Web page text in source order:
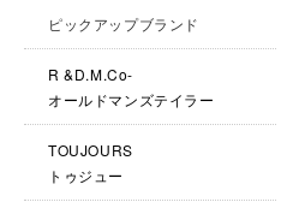
ピックアップブランド
R &D.M.Co-
オールドマンズテイラー
TOUJOURS
トゥジュー